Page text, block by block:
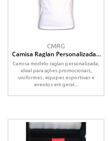
CMRG
Camisa Raglan Personalizada –
Diversos Tecidos e Tamanhos
Camisa modelo raglan personalizada,
ideal para ações promocionais,
uniformes, equipes esportivas e
eventos em geral....